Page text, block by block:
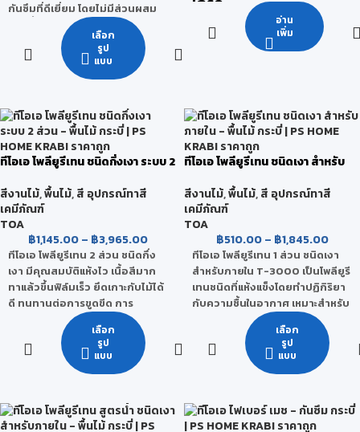
กันซึมที่ดีเยี่ยม โดยไม่มีส่วนผสม
ของน้ำมัน ไม่มีกลิ่นฉุน เหมาะ
สำหรับอิฐโชว์แนว หินล้าง ทราย
ล้าง หินกาบ คอนกรีต เป็นต้น
ไม่ผสมสารปรอทและตะกั่ว
ป้องกันน้ำซึมเข้าสู่ผนัง
ไม่เปลี่ยนสีของวัสดุเดิม
ผิวงานทนทานนานขึ้น
เลือก
รูป
แบบ
กลุ่มพรีเมียมคุณภาพสูง
อ่าน
เพิ่ม
ทีโอเอ โพลียูรีเทน ชนิดกึ่งเงา ระบบ 2
สีงานไม้,พื้นไม้,สี อุปกรณ์ทาสี
เคมีภัณฑ์
TOA
฿1,145.00– ฿3,965.00
ทีโอเอ โพลียูรีเทน 2 ส่วน ชนิดกึ่ง
เงา มีคุณสมบัติแห้งไว เนื้อสีมาก
ทาแล้วขึ้นฟิล์มเร็ว ยึดเกาะกับไม้ได้
ดี ทนทานต่อการขูดขีด การ
กระแทก การขัดถู และสารเคมีได้ดี
ให้ฟิล์มสีเรียบเนียน ไม่มีรอยแปรง
และ ป้องกันน้ำซึมได้ดีเยี่ยม
เลือก
รูป
แบบ
ทีโอเอ โพลียูรีเทน ชนิดเงา สำหรับ
สีงานไม้,พื้นไม้,สี อุปกรณ์ทาสี
เคมีภัณฑ์
TOA
฿510.00 – ฿1,845.00
ทีโอเอ โพลียูรีเทน 1 ส่วน ชนิดเงา
สำหรับภายใน T-3000 เป็นโพลียูรี
เทนชนิดที่แห้งแข็งโดยทำปฏิกิริยา
กับความชื้นในอากาศ เหมาะสำหรับ
พื้นไม้ภายในที่ไม่มีแดดส่องถึง ทา
ง่าย ให้ความเงางามสูง ทนทานต่อ
การขูดขีด ทนทานต่อการขัดถู และ
ทนต่อการกระแทกได้ดี ทนต่อกรด-
เลือก
รูป
แบบ